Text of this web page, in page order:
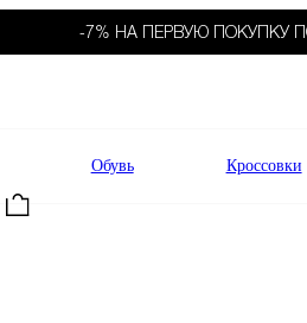
-7% НА ПЕРВУЮ ПОКУПКУ
Обувь Кроссовки